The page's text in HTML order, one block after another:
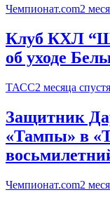
Чемпионат.com2
Клуб КХЛ
об уходе
ТАСС2 месяца спустя
Защитник
«Тампы» в
Чемпионат.com2